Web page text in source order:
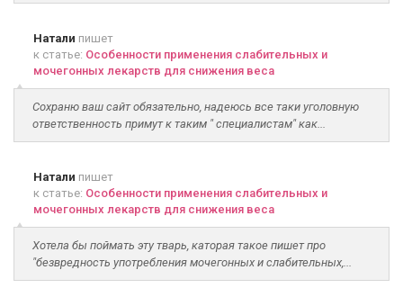
Натали пишет
к статье: Особенности применения слабительных и
мочегонных лекарств для снижения веса
Сохраню ваш сайт обязательно, надеюсь все таки уголовную
ответственность примут к таким " специалистам" как...
Натали пишет
к статье: Особенности применения слабительных и
мочегонных лекарств для снижения веса
Хотела бы поймать эту тварь, каторая такое пишет про
"безвредность употребления мочегонных и слабительных,...